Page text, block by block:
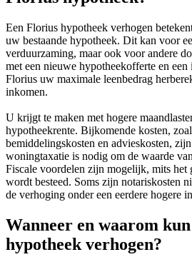
Een Florius hypotheek verhogen
uw bestaande hypotheek. Dit kan voor
verduurzaming, maar ook voor andere
met een nieuwe hypotheekofferte en
Florius uw maximale leenbedrag
inkomen.
U krijgt te maken met hogere
hypotheekrente. Bijkomende kosten,
bemiddelingskosten en advieskosten,
woningtaxatie is nodig om de waarde
Fiscale voordelen zijn mogelijk, mits het
wordt besteed. Soms zijn notariskosten
de verhoging onder een eerdere hogere
Wanneer en waarom
hypotheek verhogen?